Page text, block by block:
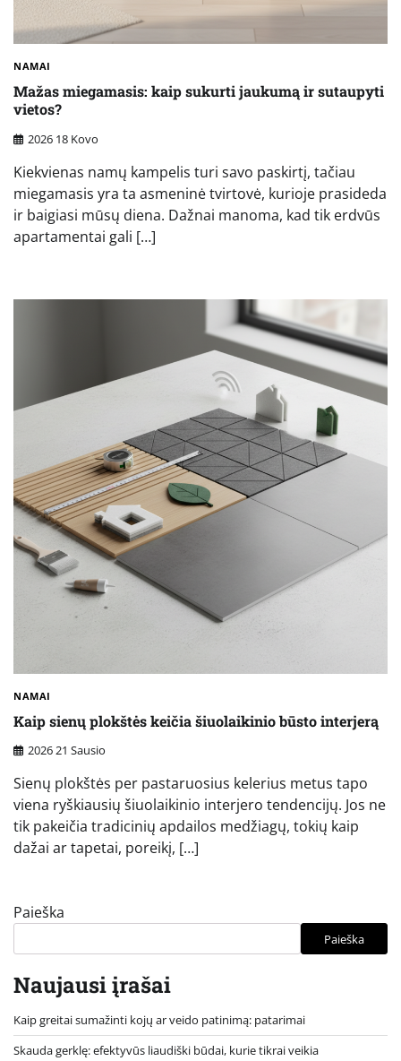
NAMAI
Mažas miegamasis: kaip sukurti jaukumą ir sutaupyti
vietos?
2026 18 Kovo
Kiekvienas namų kampelis turi savo paskirtį, tačiau
miegamasis yra ta asmeninė tvirtovė, kurioje prasideda
ir baigiasi mūsų diena. Dažnai manoma, kad tik erdvūs
apartamentai gali […]
NAMAI
Kaip sienų plokštės keičia šiuolaikinio būsto interjerą
2026 21 Sausio
Sienų plokštės per pastaruosius kelerius metus tapo
viena ryškiausių šiuolaikinio interjero tendencijų. Jos ne
tik pakeičia tradicinių apdailos medžiagų, tokių kaip
dažai ar tapetai, poreikį, […]
Paieška
Paieška
Naujausi įrašai
Kaip greitai sumažinti kojų ar veido patinimą: patarimai
Skauda gerklę: efektyvūs liaudiški būdai, kurie tikrai veikia